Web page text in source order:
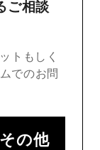
ご相談
トもしく
でのお問
の他